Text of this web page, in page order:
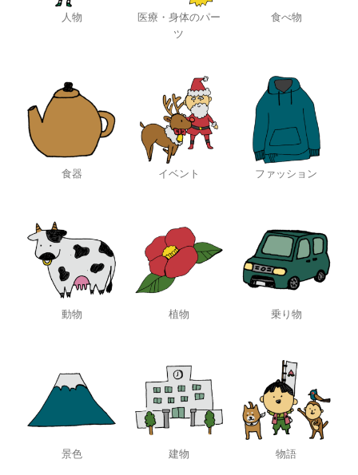
人物
医療・身体のパー
ツ
食べ物
食器 イベント ファッション
動物 植物 乗り物
景色 建物 物語